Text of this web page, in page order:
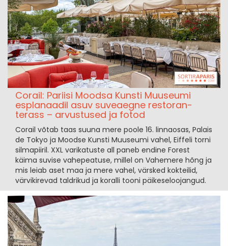
Corail: Pariisi Moodsa Kunsti Muuseumi
esplanaadil asuv suveaegne restoran-
terass – arvustused ja fotod
Corail võtab taas suuna mere poole 16. linnaosas, Palais
de Tokyo ja Moodse Kunsti Muuseumi vahel, Eiffeli torni
silmapiiril. XXL varikatuste all paneb endine Forest
käima suvise vahepeatuse, millel on Vahemere hõng ja
mis leiab aset maa ja mere vahel, värsked kokteilid,
värvikirevad taldrikud ja koralli tooni päikeseloojangud.